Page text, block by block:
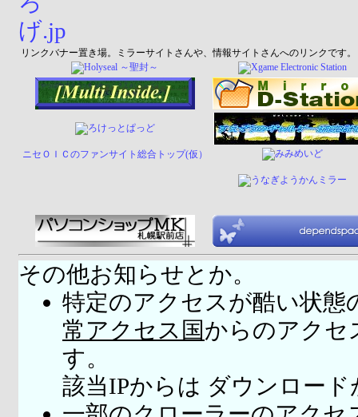
リンクバナー置き場。ミラーサイトさんや、情報サイトさんへのリンクです。
ニセＯＩＣのファンサイト総合トップ(仮）
その他お知らせとか。
特定のアクセスが酷い状態
常アクセス国からのアクセ
す。
該当IPからは ダウンロー